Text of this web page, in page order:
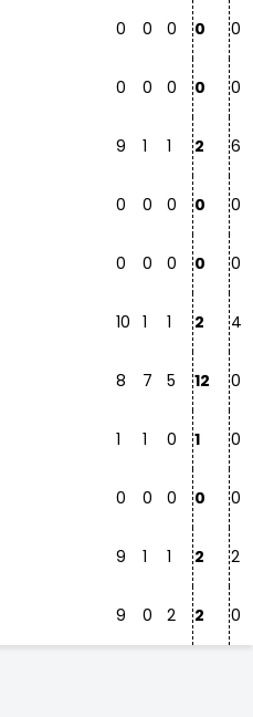
0 0 0 0 0
0 0 0 0 0
9 1 1 2 6
0 0 0 0 0
0 0 0 0 0
10 1 1 2 4
8 7 5 12 0
1 1 0 1 0
0 0 0 0 0
9 1 1 2 2
9 0 2 2 0